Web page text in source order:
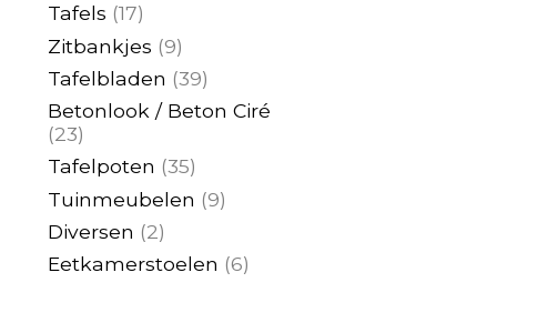
Tafels (17)
Zitbankjes (9)
Tafelbladen (39)
Betonlook / Beton Ciré
(23)
Tafelpoten (35)
Tuinmeubelen (9)
Diversen (2)
Eetkamerstoelen (6)